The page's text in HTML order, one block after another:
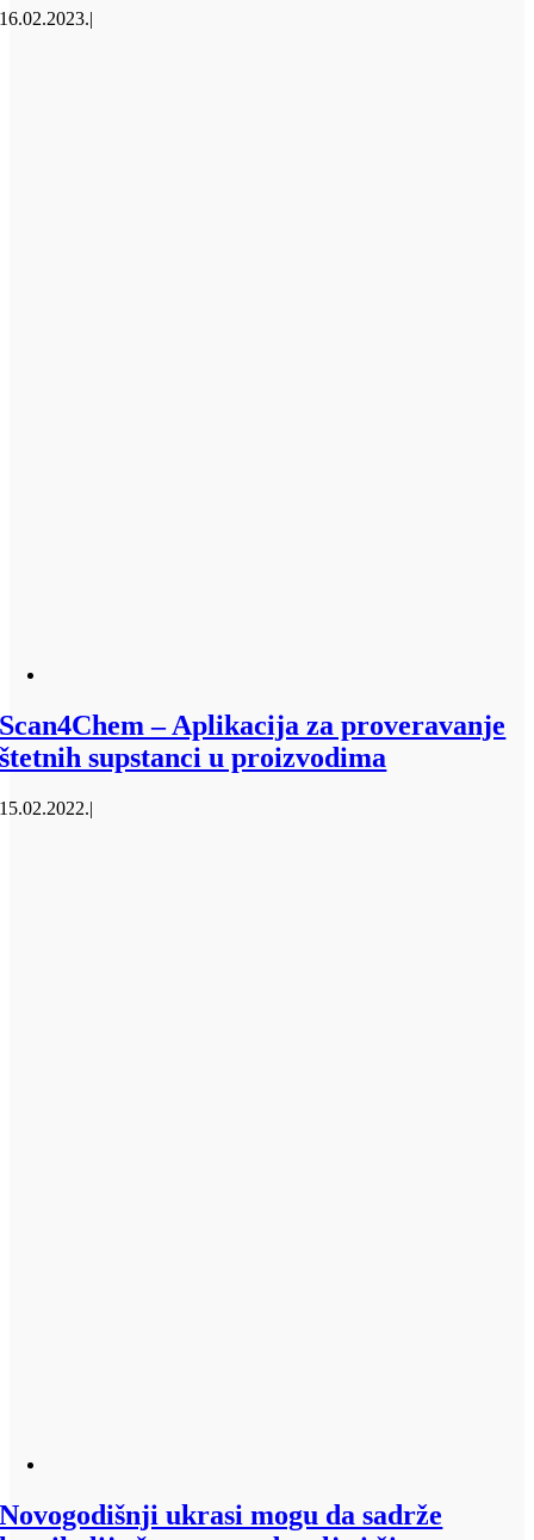
16.02.2023.|
Scan4Chem – Aplikacija za proveravanje
štetnih supstanci u proizvodima
15.02.2022.|
Novogodišnji ukrasi mogu da sadrže